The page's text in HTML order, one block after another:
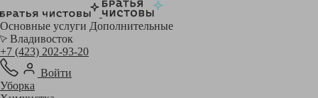
Основные услуги Дополнительные
Владивосток
+7 (423) 202-93-20
Войти
Уборка